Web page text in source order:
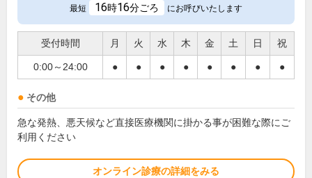
最短 16時16分ごろ にお呼びいたします
受付時間 月 火 水 木 金 土 日 祝
0:00～24:00 ● ● ● ● ● ● ● ●
その他
急な発熱、悪天候など直接医療機関に掛かる事が困難な際にご
利用ください
オンライン診療の詳細をみる